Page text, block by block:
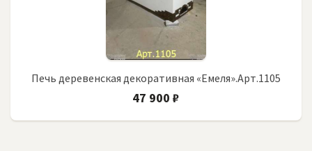
Печь деревенская декоративная «Емеля».Арт.1105
47 900 ₽